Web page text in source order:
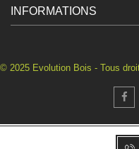
INFORMATIONS
© 2025 Evolution Bois - Tous